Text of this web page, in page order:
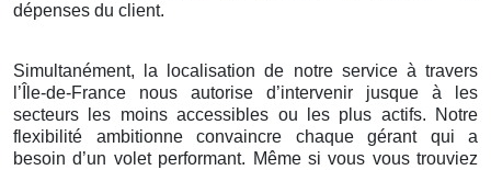
dépenses du client.
Simultanément, la localisation de notre service à travers
l’Île-de-France nous autorise d’intervenir jusque à les
secteurs les moins accessibles ou les plus actifs. Notre
flexibilité ambitionne convaincre chaque gérant qui a
besoin d’un volet performant. Même si vous vous trouviez